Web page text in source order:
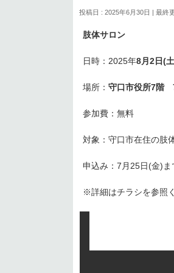
投稿日 : 2025年6月30日 最終
肢体サロン
日時：2025年8月2日(
場所： 守口市役所7階
参加費：無料
対象：守口市在住の肢
申込み：7月25日(金)
※詳細はチラシを参照